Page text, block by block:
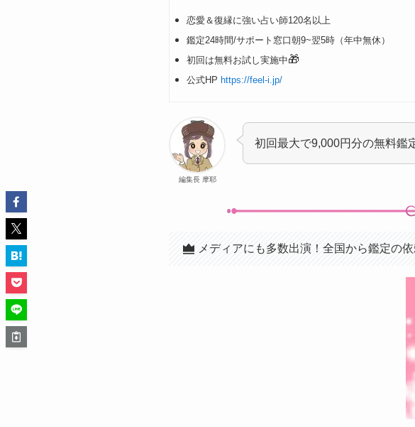
恋愛＆復縁に強い占い師120名以上
鑑定24時間/サポート窓口朝9~翌5時（年中無休）
初回は無料お試し実施中🎁
公式HP https://feel-i.jp/
編集長 摩耶
初回最大で9,000円分の無料鑑
メディアにも多数出演！全国から鑑定の